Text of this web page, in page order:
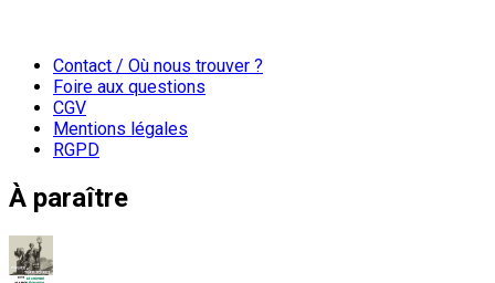
Contact / Où nous trouver ?
Foire aux questions
CGV
Mentions légales
RGPD
À paraître